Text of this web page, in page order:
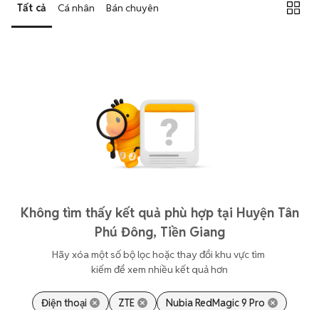
Tất cả Cá nhân Bán chuyên
Không tìm thấy kết quả phù hợp tại Huyện Tân
Phú Đông, Tiền Giang
Hãy xóa một số bộ lọc hoặc thay đổi khu vực tìm
kiếm để xem nhiều kết quả hơn
Điện thoại ZTE Nubia RedMagic 9 Pro